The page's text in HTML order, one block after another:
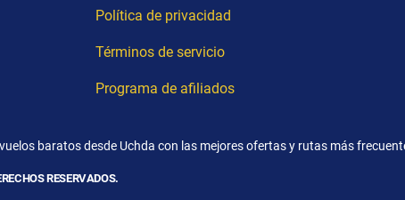
Política de privacidad
Términos de servicio
Programa de afiliados
baratos desde Uchda con las mejores ofertas y rutas más
RESERVADOS.